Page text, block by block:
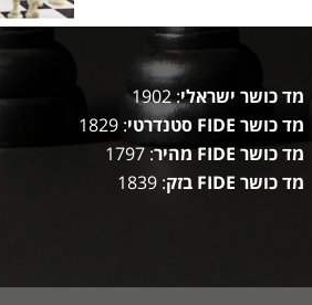
מד כושר ישראלי: 1902
מד כושר FIDE סטנדרטי
: 1829
מד כושר FIDE מהיר
: 1797
מד כושר FIDE בזק
: 1839